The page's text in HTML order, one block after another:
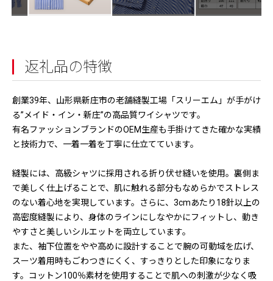
返礼品の特徴
創業39年、山形県新庄市の老舗縫製工場「スリーエム」が手がけ
る”メイド・イン・新庄”の高品質ワイシャツです。
有名ファッションブランドのOEM生産も手掛けてきた確かな実績
と技術力で、一着一着を丁寧に仕立てています。
縫製には、高級シャツに採用される折り伏せ縫いを使用。裏側ま
で美しく仕上げることで、肌に触れる部分もなめらかでストレス
のない着心地を実現しています。さらに、3cmあたり18針以上の
高密度縫製により、身体のラインにしなやかにフィットし、動き
やすさと美しいシルエットを両立しています。
また、袖下位置をやや高めに設計することで腕の可動域を広げ、
スーツ着用時もごわつきにくく、すっきりとした印象になりま
す。コットン100％素材を使用することで肌への刺激が少なく吸